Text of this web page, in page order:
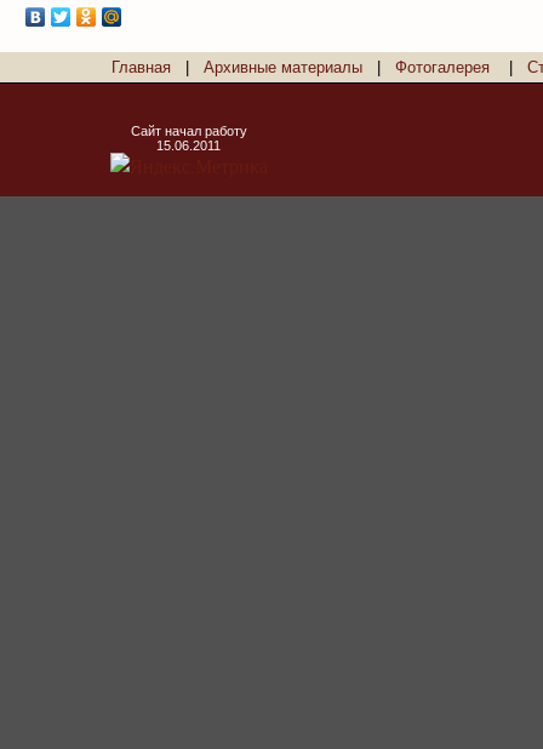
Главная Архивные материалы Фотогалерея
Сайт начал работу
15.06.2011